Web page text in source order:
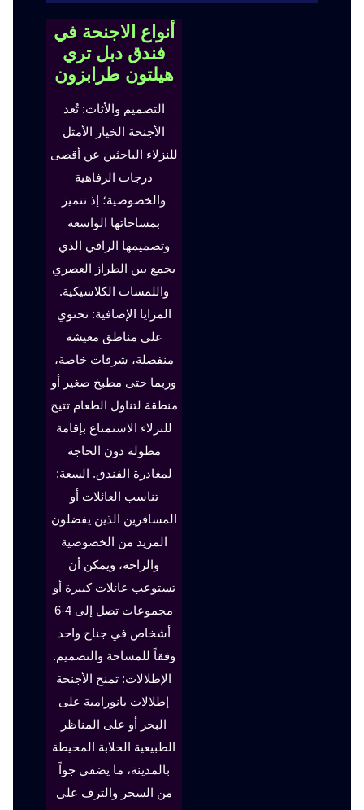
أنواع الاجنحة في
فندق دبل تري
هيلتون طرابزون
التصميم والأثاث: تُعد
الأجنحة الخيار الأمثل
للنزلاء الباحثين عن أقصى
درجات الرفاهية
والخصوصية؛ إذ تتميز
بمساحاتها الواسعة
وتصميمها الراقي الذي
يجمع بين الطراز العصري
واللمسات الكلاسيكية.
المزايا الإضافية: تحتوي
على مناطق معيشة
منفصلة، شرفات خاصة،
وربما حتى مطبخ صغير أو
منطقة لتناول الطعام تتيح
للنزلاء الاستمتاع بإقامة
مطولة دون الحاجة
لمغادرة الفندق. السعة:
تناسب العائلات أو
المسافرين الذين يفضلون
المزيد من الخصوصية
والراحة، ويمكن أن
تستوعب عائلات كبيرة أو
مجموعات تصل إلى 4-6
أشخاص في جناح واحد
وفقاً للمساحة والتصميم.
الإطلالات: تمنح الأجنحة
إطلالات بانورامية على
البحر أو على المناظر
الطبيعية الخلابة المحيطة
بالمدينة، ما يضفي جواً
من السحر والترف على